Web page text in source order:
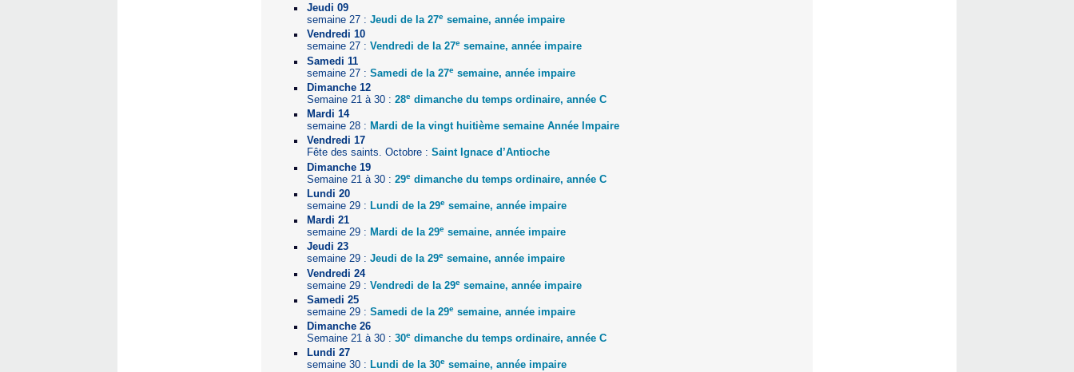
Jeudi 09
semaine 27 :Jeudi de la 27e semaine, année impaire
Vendredi 10
semaine 27 :Vendredi de la 27e semaine, année impaire
Samedi 11
semaine 27 :Samedi de la 27e semaine, année impaire
Dimanche 12
Semaine 21 à 30 :28e dimanche du temps ordinaire, année C
Mardi 14
semaine 28 : Mardi de la vingt huitième semaine Année Impaire
Vendredi 17
Fête des saints. Octobre :Saint Ignace d’Antioche
Dimanche 19
Semaine 21 à 30 :29e dimanche du temps ordinaire, année C
Lundi 20
semaine 29 : Lundi de la 29e semaine, année impaire
Mardi 21
semaine 29 : Mardi de la 29e semaine, année impaire
Jeudi 23
semaine 29 :Jeudi de la 29e semaine, année impaire
Vendredi 24
semaine 29 :Vendredi de la 29e semaine, année impaire
Samedi 25
semaine 29 :Samedi de la 29e semaine, année impaire
Dimanche 26
Semaine 21 à 30 :30e dimanche du temps ordinaire, année C
Lundi 27
semaine 30 : Lundi de la 30e semaine, année impaire